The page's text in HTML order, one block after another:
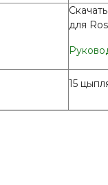
для
15